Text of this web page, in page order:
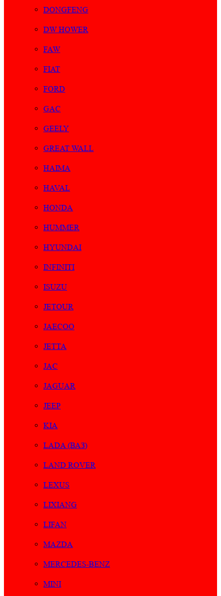
DONGFENG
DW HOWER
FAW
FIAT
FORD
GAC
GEELY
GREAT WALL
HAIMA
HAVAL
HONDA
HUMMER
HYUNDAI
INFINITI
ISUZU
JETOUR
JAECOO
JETTA
JAC
JAGUAR
JEEP
KIA
LADA (ВАЗ)
LAND ROVER
LEXUS
LIXIANG
LIFAN
MAZDA
MERCEDES-BENZ
MINI